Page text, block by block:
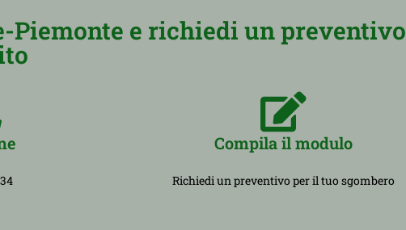
Piemonte e richiedi un preventivo
Compila il modulo
Richiedi un preventivo per il tuo sgombero